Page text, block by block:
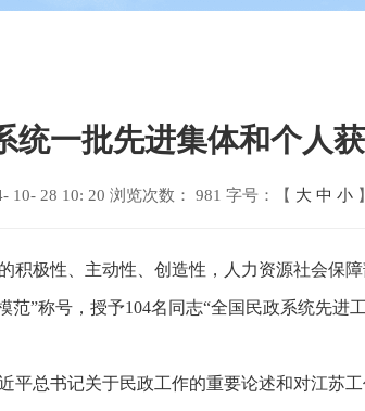
统一批先进集体和个人
10- 28 10: 20 浏览次数： 981 字号：【 大 中 小 】
积极性、主动性、创造性，人力资源社会保
”称号，授予104名同志“全国民政系统先进
平总书记关于民政工作的重要论述和对江苏